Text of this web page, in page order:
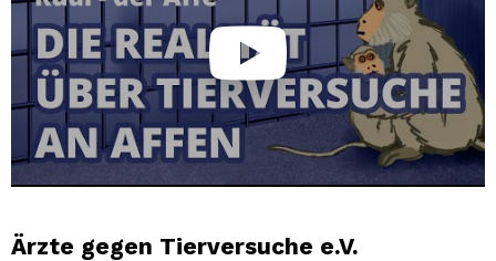
Ärzte gegen Tierversuche e.V.